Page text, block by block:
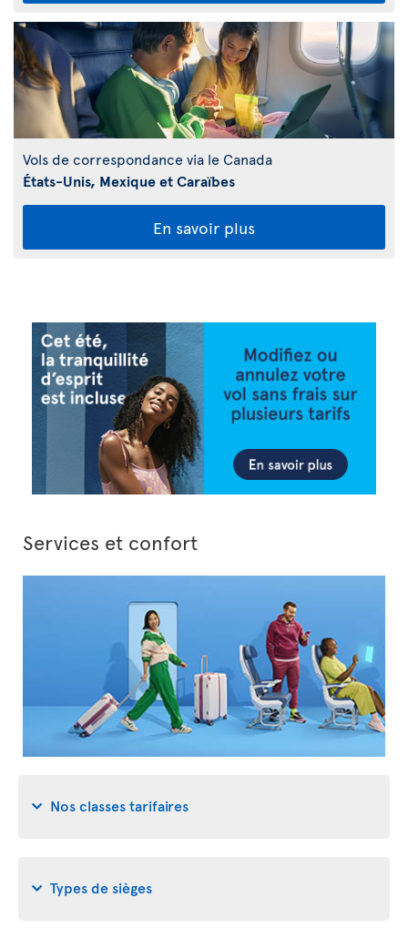
Vols de correspondance via le Canada
États-Unis, Mexique et Caraïbes
En savoir plus
Services et confort
Nos classes tarifaires
Types de sièges